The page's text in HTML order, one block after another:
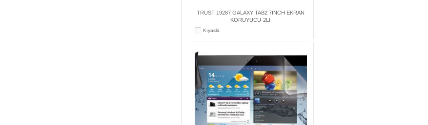
TRUST 19287 GALAXY TAB2 7INCH EKRAN
KORUYUCU-2LI
Kıyasla